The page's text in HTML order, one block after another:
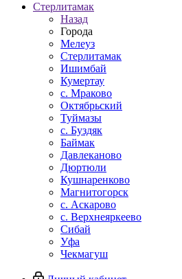
Стерлитамак
Назад
Города
Мелеуз
Стерлитамак
Ишимбай
Кумертау
c. Мраково
Октябрьский
Туймазы
c. Буздяк
Баймак
Давлеканово
Дюртюли
Кушнаренково
Магнитогорск
с. Аскарово
с. Верхнеяркеево
Сибай
Уфа
Чекмагуш